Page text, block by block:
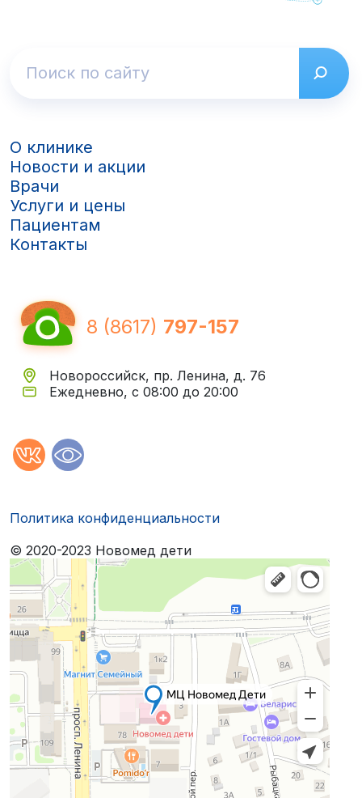
О клинике
Новости и акции
Врачи
Услуги и цены
Пациентам
Контакты
8 (8617) 797-157
Новороссийск, пр. Ленина, д. 76
Ежедневно, с 08:00 до 20:00
Политика конфиденциальности
© 2020-2023 Новомед дети